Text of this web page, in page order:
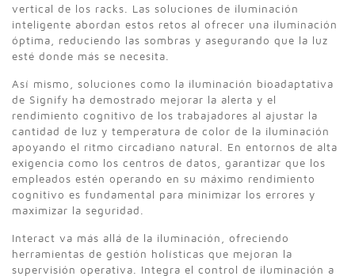
vertical de los racks. Las soluciones de iluminación
inteligente abordan estos retos al ofrecer una iluminación
óptima, reduciendo las sombras y asegurando que la luz
esté donde más se necesita.
Así mismo, soluciones como la iluminación bioadaptativa
de Signify ha demostrado mejorar la alerta y el
rendimiento cognitivo de los trabajadores al ajustar la
cantidad de luz y temperatura de color de la iluminación
apoyando el ritmo circadiano natural. En entornos de alta
exigencia como los centros de datos, garantizar que los
empleados estén operando en su máximo rendimiento
cognitivo es fundamental para minimizar los errores y
maximizar la seguridad.
Interact va más allá de la iluminación, ofreciendo
herramientas de gestión holísticas que mejoran la
supervisión operativa. Integra el control de iluminación a